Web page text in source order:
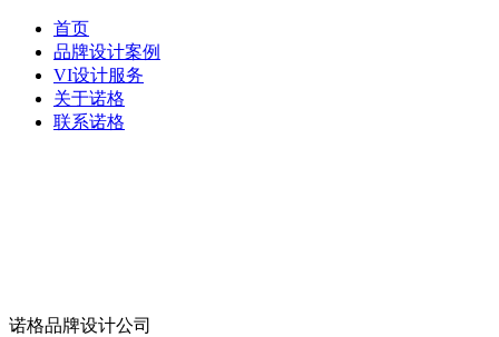
首页
品牌设计案例
VI设计服务
关于诺格
联系诺格
诺格品牌设计公司